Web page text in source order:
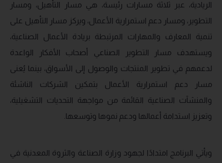
الريادية، عبر ثلاثة مسارات رئيسة، هي مسار التأهيل، ومسار
التطوير، ومسار دعم استمرارية الأعمال، ويركز مسار التأهيل على
تنمية المعارف والمهارات المرتبطة بريادة الأعمال الصناعية،
ويستهدف مسار التطوير الصناعي أصحاب الأفكار الواعدة
لدعمهم في تطوير المنتجات والوصول إلى الأسواق، بينما يُعنى
مسار دعم استمرارية الأعمال بتمكين الشركات الناشئة
والمنشآت الصناعية القائمة من مواجهة التحديات التشغيلية،
وتعزيز استدامة أعمالها ودعم نموها وتوسعها.
ويأتي البرنامج امتدادًا لجهود وزارة الصناعة والثروة المعدنية في